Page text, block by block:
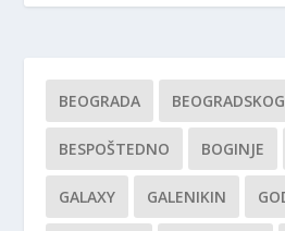
BEOGRADA BEOGRADSKOG
BESPOŠTEDNO BOGINJE
GALAXY GALENIKIN